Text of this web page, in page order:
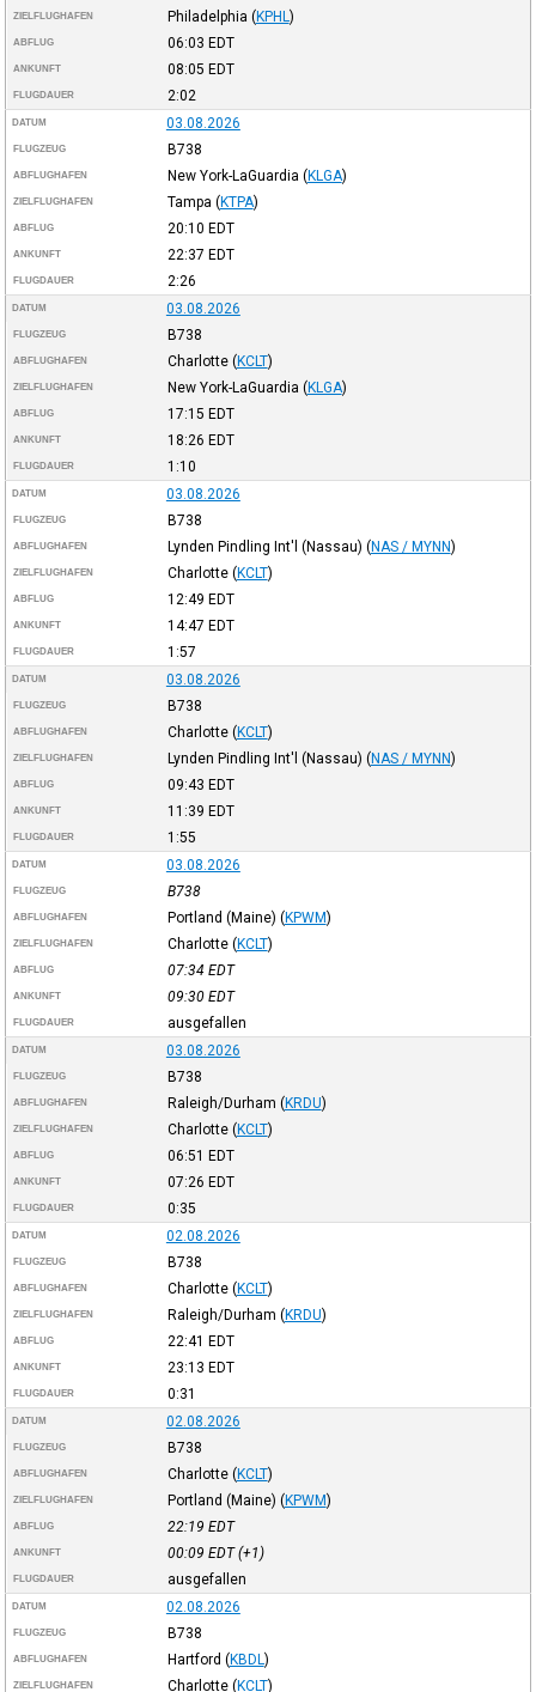
ZIELFLUGHAFEN Philadelphia (KPHL )
ABFLUG 06:03 EDT
ANKUNFT 08:05 EDT
FLUGDAUER 2:02
DATUM 03.08.2026
FLUGZEUG B738
ABFLUGHAFEN New York-LaGuardia (KLGA)
ZIELFLUGHAFEN Tampa (KTPA)
ABFLUG 20:10 EDT
ANKUNFT 22:37 EDT
FLUGDAUER 2:26
DATUM 03.08.2026
FLUGZEUG B738
ABFLUGHAFEN Charlotte (KCLT)
ZIELFLUGHAFEN New York-LaGuardia (KLGA)
ABFLUG 17:15 EDT
ANKUNFT 18:26 EDT
FLUGDAUER 1:10
DATUM 03.08.2026
FLUGZEUG B738
ABFLUGHAFEN Lynden Pindling Int'l (Nassau) (NAS / MYNN)
ZIELFLUGHAFEN Charlotte (KCLT)
ABFLUG 12:49 EDT
ANKUNFT 14:47 EDT
FLUGDAUER 1:57
DATUM 03.08.2026
FLUGZEUG B738
ABFLUGHAFEN Charlotte (KCLT)
ZIELFLUGHAFEN Lynden Pindling Int'l (Nassau) (NAS / MYNN)
ABFLUG 09:43 EDT
ANKUNFT 11:39 EDT
FLUGDAUER 1:55
DATUM 03.08.2026
FLUGZEUG B738
ABFLUGHAFEN Portland (Maine) (KPWM)
ZIELFLUGHAFEN Charlotte (KCLT)
ABFLUG 07:34 EDT
ANKUNFT 09:30 EDT
FLUGDAUER ausgefallen
DATUM 03.08.2026
FLUGZEUG B738
ABFLUGHAFEN Raleigh/Durham (KRDU)
ZIELFLUGHAFEN Charlotte (KCLT)
ABFLUG 06:51 EDT
ANKUNFT 07:26 EDT
FLUGDAUER 0:35
DATUM 02.08.2026
FLUGZEUG B738
ABFLUGHAFEN Charlotte (KCLT)
ZIELFLUGHAFEN Raleigh/Durham (KRDU)
ABFLUG 22:41 EDT
ANKUNFT 23:13 EDT
FLUGDAUER 0:31
DATUM 02.08.2026
FLUGZEUG B738
ABFLUGHAFEN Charlotte (KCLT)
ZIELFLUGHAFEN Portland (Maine) (KPWM)
ABFLUG 22:19 EDT
ANKUNFT 00:09 EDT(+1)
FLUGDAUER ausgefallen
DATUM 02.08.2026
FLUGZEUG B738
ABFLUGHAFEN Hartford (KBDL )
ZIELFLUGHAFEN Charlotte (KCLT)